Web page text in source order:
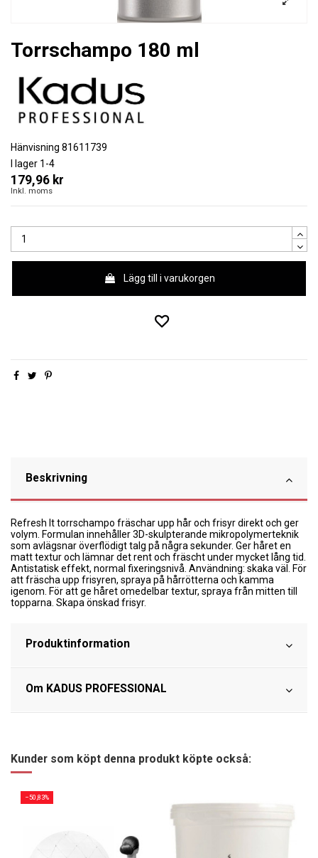
Torrschampo 180 ml
Hänvisning 81611739
I lager 1-4
179,96 kr
Inkl. moms
Lägg till i varukorgen
Beskrivning
Refresh It torrschampo fräschar upp hår och frisyr direkt och ger
volym. Formulan innehåller 3D-skulpterande mikropolymerteknik
som avlägsnar överflödigt talg på några sekunder. Ger håret en
matt textur och lämnar det rent och fräscht under mycket lång tid.
Antistatisk effekt, normal fixeringsnivå. Användning: skaka väl. För
att fräscha upp frisyren, spraya på hårrötterna och kamma
igenom. För att ge håret omedelbar textur, spraya från mitten till
topparna. Skapa önskad frisyr.
Produktinformation
Om KADUS PROFESSIONAL
Kunder som köpt denna produkt köpte också:
−50,83%